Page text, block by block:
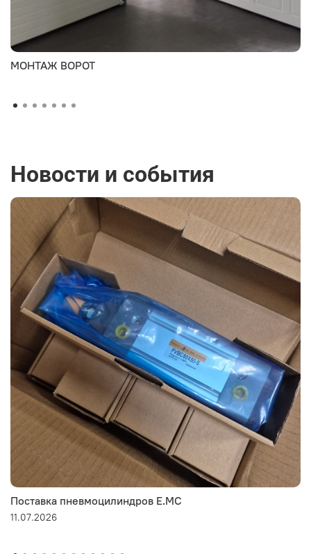
МОНТАЖ ВОРОТ
Новости и события
Поставка пневмоцилиндров E.MC
11.07.2026